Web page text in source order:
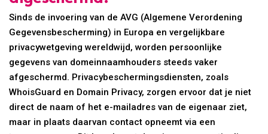
Sinds de invoering van de AVG (Algemene Verordening
Gegevensbescherming) in Europa en vergelijkbare
privacywetgeving wereldwijd, worden persoonlijke
gegevens van domeinnaamhouders steeds vaker
afgeschermd. Privacybeschermingsdiensten, zoals
WhoisGuard en Domain Privacy, zorgen ervoor dat je niet
direct de naam of het e-mailadres van de eigenaar ziet,
maar in plaats daarvan contact opneemt via een